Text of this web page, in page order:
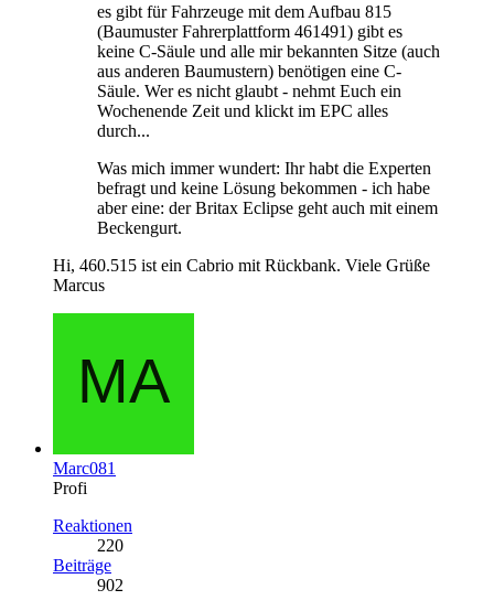
es gibt für Fahrzeuge mit dem Aufbau 815
(Baumuster Fahrerplattform 461491) gibt es
keine C-Säule und alle mir bekannten Sitze (auch
aus anderen Baumustern) benötigen eine C-
Säule. Wer es nicht glaubt - nehmt Euch ein
Wochenende Zeit und klickt im EPC alles
durch...
Was mich immer wundert: Ihr habt die Experten
befragt und keine Lösung bekommen - ich habe
aber eine: der Britax Eclipse geht auch mit einem
Beckengurt.
Hi, 460.515 ist ein Cabrio mit Rückbank. Viele Grüße
Marcus
Marc081
Profi
Reaktionen
220
Beiträge
902